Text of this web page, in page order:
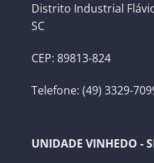
Distrito Industrial
SC
CEP: 89813-824
Telefone: (49) 3329-
UNIDADE VINHEDO -